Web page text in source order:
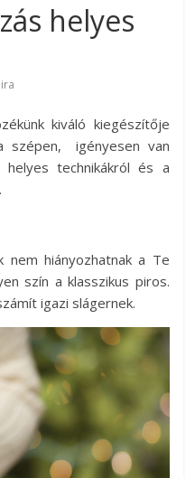
helyes
kiváló kiegészítője
szépen, igényesen van
technikákról és a
nem hiányozhatnak a Te
szín a klasszikus piros.
igazi slágernek.